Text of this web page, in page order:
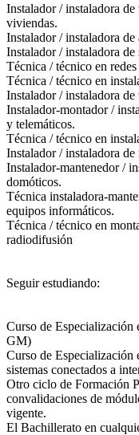
Instalador / instaladora
viviendas.
Instalador / instaladora de
Instalador / instaladora de
Técnica / técnico en
Técnica / técnico en
Instalador / instaladora de
Instalador-montador /
y telemáticos.
Técnica / técnico en
Instalador / instaladora de
Instalador-mantenedor /
domóticos.
Técnica instaladora-
equipos informáticos.
Técnica / técnico en
radiodifusión
Seguir estudiando:
Curso de Especialización
GM)
Curso de Especialización
sistemas conectados a
Otro ciclo de Formación
convalidaciones de
vigente.
El Bachillerato en